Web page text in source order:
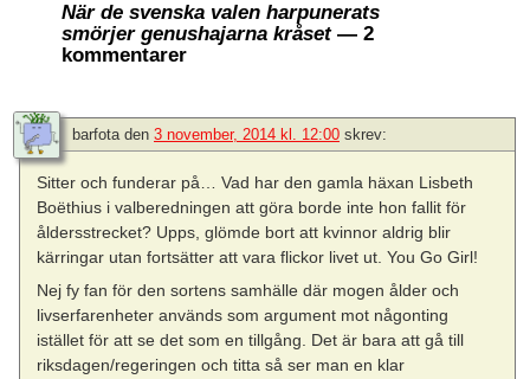
När de svenska valen harpunerats
smörjer genushajarna kråset— 2
kommentarer
barfota den 3 november, 2014 kl. 12:00 skrev:
Sitter och funderar på… Vad har den gamla häxan Lisbeth
Boëthius i valberedningen att göra borde inte hon fallit för
åldersstrecket? Upps, glömde bort att kvinnor aldrig blir
kärringar utan fortsätter att vara flickor livet ut. You Go Girl!
Nej fy fan för den sortens samhälle där mogen ålder och
livserfarenheter används som argument mot någonting
istället för att se det som en tillgång. Det är bara att gå till
riksdagen/regeringen och titta så ser man en klar